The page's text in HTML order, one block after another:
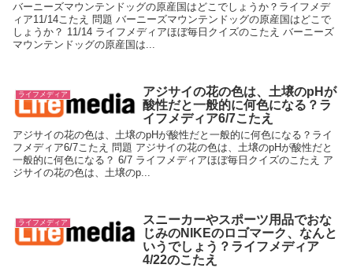
バーニーズマウンテンドッグの原産国はどこでしょうか？ライフメデ
ィア11/14こたえ 問題 バーニーズマウンテンドッグの原産国はどこで
しょうか？ 11/14 ライフメディアほぼ毎日クイズのこたえ バーニーズ
マウンテンドッグの原産国は...
ライフメディア
アジサイの花の色は、土壌のpHが
酸性だと一般的に何色になる？ラ
イフメディア6/7こたえ
アジサイの花の色は、土壌のpHが酸性だと一般的に何色になる？ライ
フメディア6/7こたえ 問題 アジサイの花の色は、土壌のpHが酸性だと
一般的に何色になる？ 6/7 ライフメディアほぼ毎日クイズのこたえ ア
ジサイの花の色は、土壌のp...
ライフメディア
スニーカーやスポーツ用品でおな
じみのNIKEのロゴマーク、なんと
いうでしょう？ライフメディア
4/22のこたえ